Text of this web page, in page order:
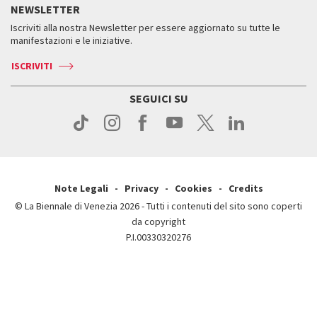
Come raggiungerci
Come raggiungerci
Contatti
Press
Orari e sedi
Biglietti
Servizi al pubblico
Come raggiungerci
Contatti
Orari e sedi
NEWSLETTER
Iscriviti alla nostra Newsletter per essere aggiornato su tutte le
manifestazioni e le iniziative.
ISCRIVITI
SEGUICI SU
Note Legali Privacy Cookies
Credits
© La Biennale di Venezia 2026 - Tutti i contenuti del sito sono coperti
da copyright
P.I.00330320276